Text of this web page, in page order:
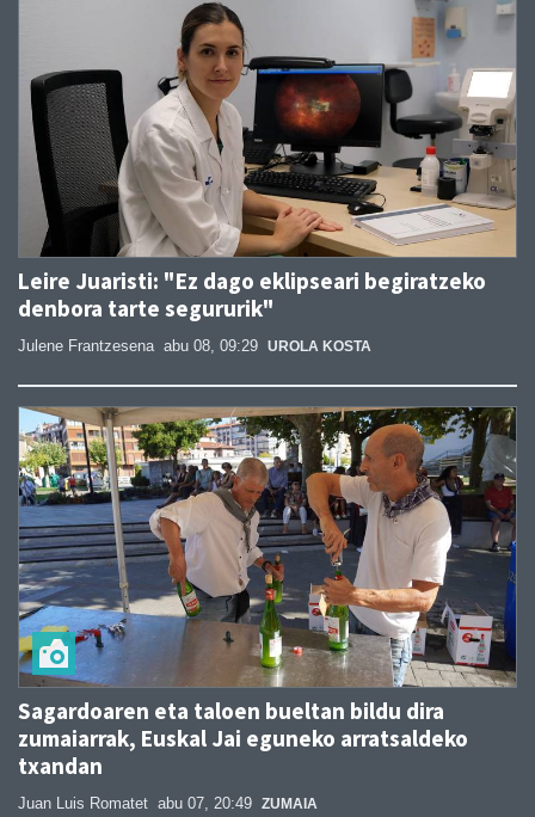
Leire Juaristi: "Ez dago eklipseari begiratzeko
denbora tarte segururik"
Julene Frantzesena abu 08, 09:29 UROLA KOSTA
Sagardoaren eta taloen bueltan bildu dira
zumaiarrak, Euskal Jai eguneko arratsaldeko
txandan
Juan Luis Romatet abu 07, 20:49 ZUMAIA